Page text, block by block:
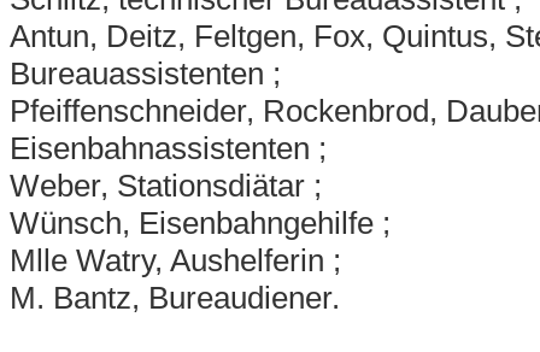
Antun, Deitz, Feltgen, Fox, Quintus,
Bureauassistenten ;
Pfeiffenschneider, Rockenbrod,
Eisenbahnassistenten ;
Weber, Stationsdiätar ;
Wünsch, Eisenbahngehilfe ;
Mlle Watry, Aushelferin ;
M. Bantz, Bureaudiener.